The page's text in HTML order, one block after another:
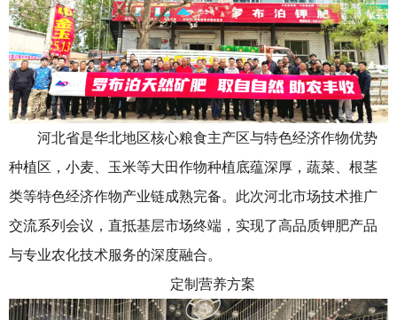
河北省是华北地区核心粮食主产区与特色经济作物优势
种植区，小麦、玉米等大田作物种植底蕴深厚，蔬菜、根茎
类等特色经济作物产业链成熟完备。此次河北市场技术推广
交流系列会议，直抵基层市场终端，实现了高品质钾肥产品
与专业农化技术服务的深度融合。
定制营养方案